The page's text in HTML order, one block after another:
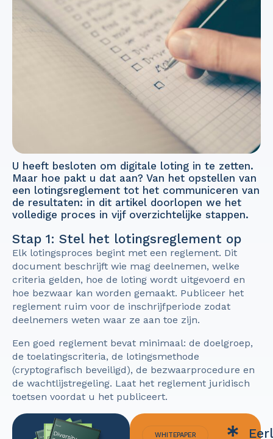
U heeft besloten om digitale loting in te zetten.
Maar hoe pakt u dat aan? Van het opstellen van
een lotingsreglement tot het communiceren van
de resultaten: in dit artikel doorlopen we het
volledige proces in vijf overzichtelijke stappen.
Stap 1: Stel het lotingsreglement op
Elk lotingsproces begint met een reglement. Dit
document beschrijft wie mag deelnemen, welke
criteria gelden, hoe de loting wordt uitgevoerd en
hoe bezwaar kan worden gemaakt. Publiceer het
reglement ruim voor de inschrijfperiode zodat
deelnemers weten waar ze aan toe zijn.
Een goed reglement bevat minimaal: de doelgroep,
de toelatingscriteria, de lotingsmethode
(cryptografisch beveiligd), de bezwaarprocedure en
de wachtlijstregeling. Laat het reglement juridisch
toetsen voordat u het publiceert.
WHITEPAPER